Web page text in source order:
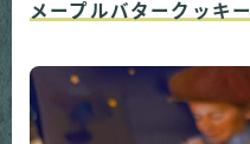
メープルバタークッキー